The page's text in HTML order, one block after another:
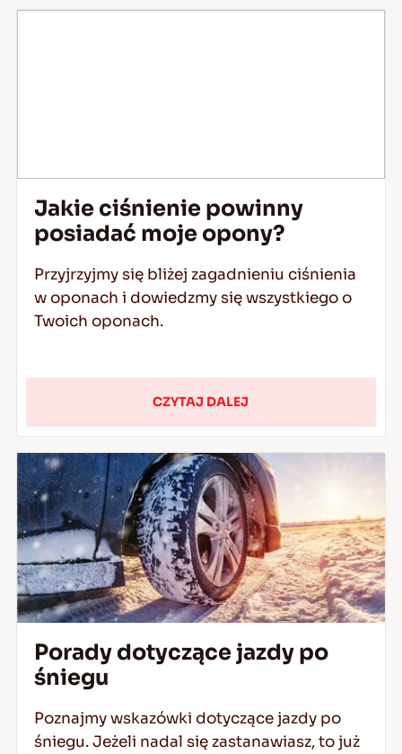
Jakie ciśnienie powinny
posiadać moje opony?
Przyjrzyjmy się bliżej zagadnieniu ciśnienia
w oponach i dowiedzmy się wszystkiego o
Twoich oponach.
CZYTAJ DALEJ
Porady dotyczące jazdy po
śniegu
Poznajmy wskazówki dotyczące jazdy po
śniegu. Jeżeli nadal się zastanawiasz, to już